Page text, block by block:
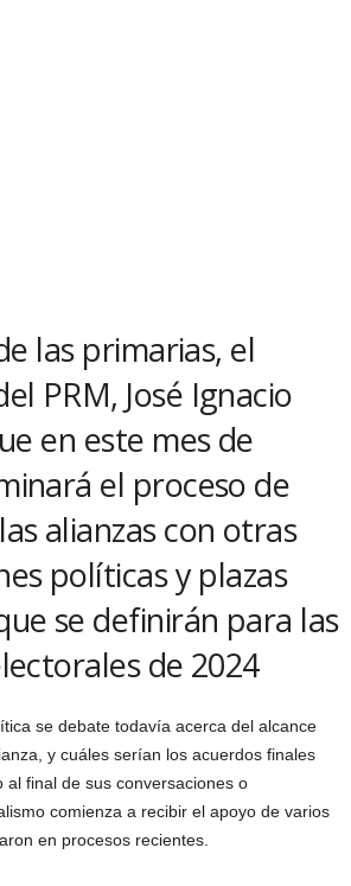
las primarias, el
PRM, José Ignacio
en este mes de
el proceso de
alianzas con otras
políticas y plazas
se definirán para las
de 2024
se debate todavía acerca del alcance
y cuáles serían los acuerdos finales
final de sus conversaciones o
comienza a recibir el apoyo de varios
en procesos recientes.